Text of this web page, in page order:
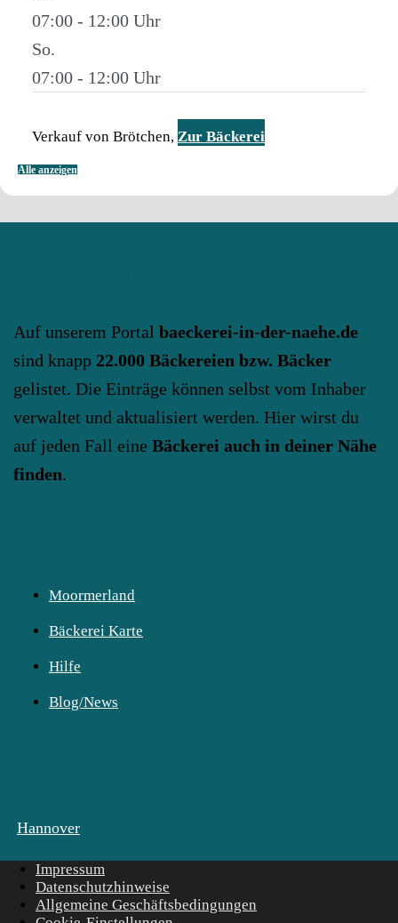
07:00 - 12:00
So.
07:00 - 12:00
Verkauf von Brötchen, Zur Bäckerei
Alle anzeigen
Auf unserem Portal baeckerei-in-der-naehe.de
sind knapp 22.000 Bäckereien bzw. Bäcker
gelistet. Die Einträge können selbst vom Inhaber
verwaltet und aktualisiert werden. Hier wirst du
auf jeden Fall eine Bäckerei auch in deiner Nähe
finden.
Moormerland
Bäckerei Karte
Hilfe
Blog/News
Hannover
Impressum
Datenschutzhinweise
Allgemeine Geschäftsbedingungen